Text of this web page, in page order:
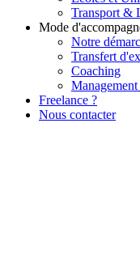
Transport &
Mode
Notre
Transfert
Coaching
Freelance ?
Nous contacter